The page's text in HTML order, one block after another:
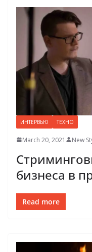
ИНТЕРВЬЮ ТЕХНО
March 20, 2021 New
бизнеса в
Read more